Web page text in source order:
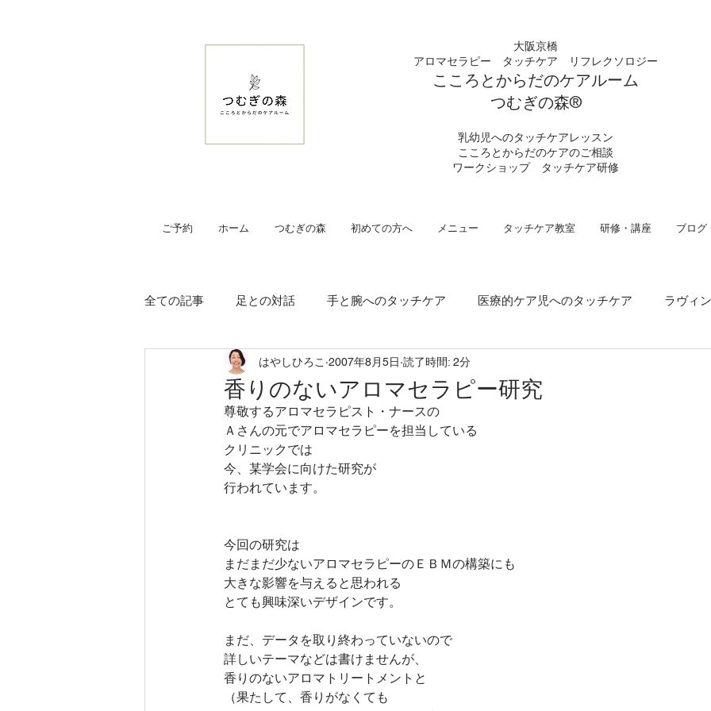
大阪京橋
アロマセラピー タッチケア
リフレクソロジー
こころとからだのケアルーム
つむぎの​森®︎
​乳幼児へのタッチケアレッスン
こころとからだのケアのご相談
​ワークショップ タッチケア研修
ご予約 ホーム つむぎの森 初めての方へ メニュー タッチケア教室 研修・講座 ブログ
全ての記事 足との対話 手と腕へのタッチケア 医療的ケア児へのタッチケア ラヴィ
loving field 徒然に からだ ホリスティックリフレクソロジー
ホリスティックアロマセラピー ホリスティックケア
タッチケア ニューロフィードバック
アロマセラピー 不登校のお子様のお母さんのほっとひと息スペース
香りのないアロマセラピー研究
はやしひろこ 2007年8月5日 読了時間: 2分
尊敬するアロマセラピスト・ナースの
Ａさんの元でアロマセラピーを担当している
クリニックでは
今、某学会に向けた研究が
行われています。
今回の研究は
まだまだ少ないアロマセラピーのＥＢＭの構築にも
大きな影響を与えると思われる
とても興味深いデザインです。
まだ、データを取り終わっていないので
詳しいテーマなどは書けませんが、
香りのないアロマトリートメントと
（果たして、香りがなくても